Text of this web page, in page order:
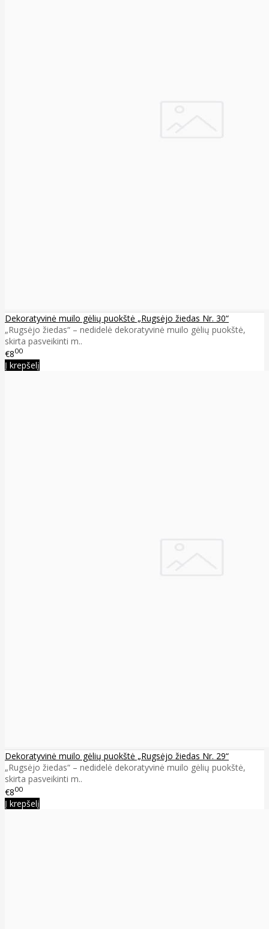
Dekoratyvinė muilo gėlių puokštė „Rugsėjo žiedas Nr. 30“
„Rugsėjo žiedas“ – nedidelė dekoratyvinė muilo gėlių puokštė,
skirta pasveikinti m..
€800
Į krepšelį
Dekoratyvinė muilo gėlių puokštė „Rugsėjo žiedas Nr. 29“
„Rugsėjo žiedas“ – nedidelė dekoratyvinė muilo gėlių puokštė,
skirta pasveikinti m..
€800
Į krepšelį